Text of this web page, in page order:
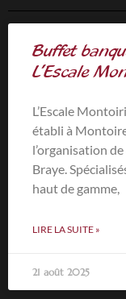
Buffet
L’Escale
L’Escale
établi à
l’organisation
Braye.
haut de gamme,
LIRE LA SUITE »
21 août 2025